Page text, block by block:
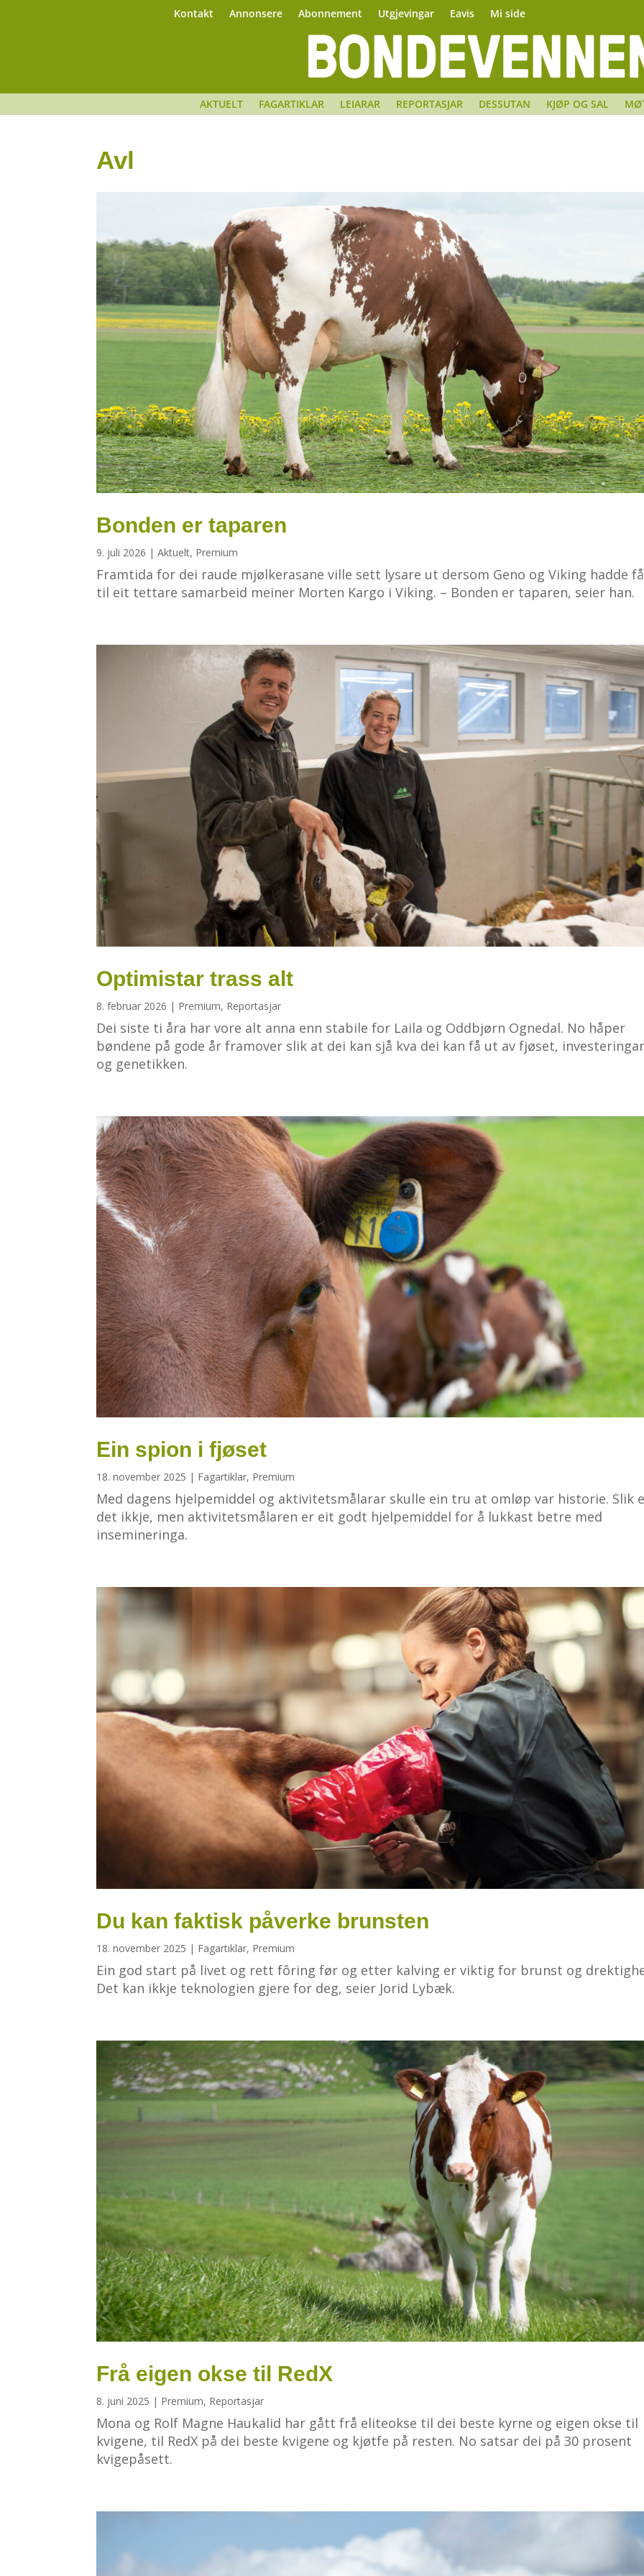
Kontakt Annonsere Abonnement Utgjevingar Eavis Mi side
AKTUELT FAGARTIKLAR LEIARAR REPORTASJAR DESSUTAN KJØP OG SAL
Avl
Bonden er taparen
9. juli 2026 |Aktuelt, Premium
Framtida for dei raude mjølkerasane ville sett lysare ut dersom Geno og Viking hadde
til eit tettare samarbeid meiner Morten Kargo i Viking. – Bonden er taparen, seier han.
Optimistar trass alt
8. februar 2026 | Premium, Reportasjar
Dei siste ti åra har vore alt anna enn stabile for Laila og Oddbjørn Ognedal. No håper
bøndene på gode år framover slik at dei kan sjå kva dei kan få ut av fjøset,
og genetikken.
Ein spion i fjøset
18. november 2025 | Fagartiklar, Premium
Med dagens hjelpemiddel og aktivitetsmålarar skulle ein tru at omløp var historie. Slik
det ikkje, men aktivitetsmålaren er eit godt hjelpemiddel for å lukkast betre med
insemineringa.
Du kan faktisk påverke brunsten
18. november 2025 | Fagartiklar, Premium
Ein god start på livet og rett fôring før og etter kalving er viktig for brunst og
Det kan ikkje teknologien gjere for deg, seier Jorid Lybæk.
Frå eigen okse til RedX
8. juni 2025 | Premium, Reportasjar
Mona og Rolf Magne Haukalid har gått frå eliteokse til dei beste kyrne og eigen okse til
kvigene, til RedX på dei beste kvigene og kjøtfe på resten. No satsar dei på 30 prosent
kvigepåsett.